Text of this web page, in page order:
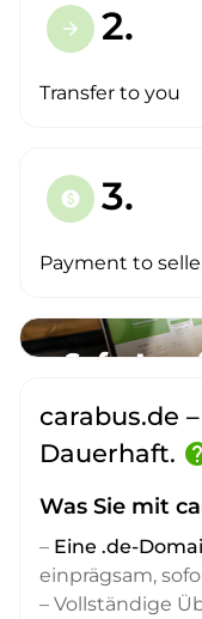
arrow_forward 2.
Transfer to you
paid 3.
Payment to
carabus.de
Dauerhaft.
Was Sie mit
– Eine .de-
einprägsam,
– Vollständige